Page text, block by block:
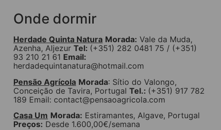
Onde dormir
Herdade Quinta Natura Morada: Vale da Muda,
Azenha, AljezurTel: (+351) 282 0481 75 / (+351)
93 210 21 61 Email:
herdadequintanatura@hotmail.com
Pensão Agrícola Morada: Sítio do Valongo,
Conceição de Tavira, PortugalTel.: (+351) 917 782
189 Email: contact@pensaoagricola.com
Casa Um Morada: Estiramantes, Algave, Portugal
Preços: Desde 1.600,00€/semana